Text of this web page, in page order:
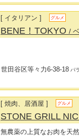
[ イタリアン ] グルメ
BENE！TOKYO/
世田谷区等々力6-38-18 パ
[ 焼肉、居酒屋 ] グルメ
STONE GRILL
無農薬の上質なお肉を天